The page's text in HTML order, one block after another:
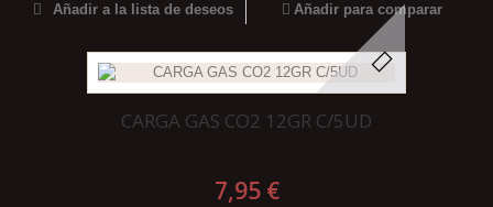
Añadir a la lista de deseos Añadir para comparar
CARGA GAS CO2 12GR C/5UD
7,95 €